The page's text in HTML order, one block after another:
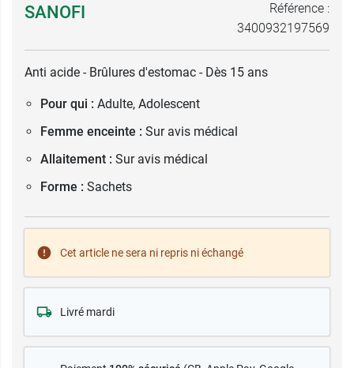
SANOFI
Référence :
3400932197569
Anti acide - Brûlures d'estomac - Dès 15 ans
Pour qui : Adulte, Adolescent
Femme enceinte : Sur avis médical
Allaitement : Sur avis médical
Forme : Sachets
Cet article ne sera ni repris ni échangé
Livré mardi